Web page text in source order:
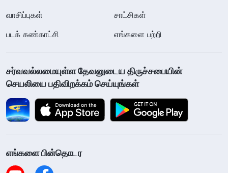
வாசிப்புகள்
சாட்சிகள்
படக் கண்காட்சி
எங்களை பற்றி
சர்வவல்லமையுள்ள தேவனுடைய திருச்சபையின்
செயலியை பதிவிறக்கம் செய்யுங்கள்
எங்களை பின்தொடர